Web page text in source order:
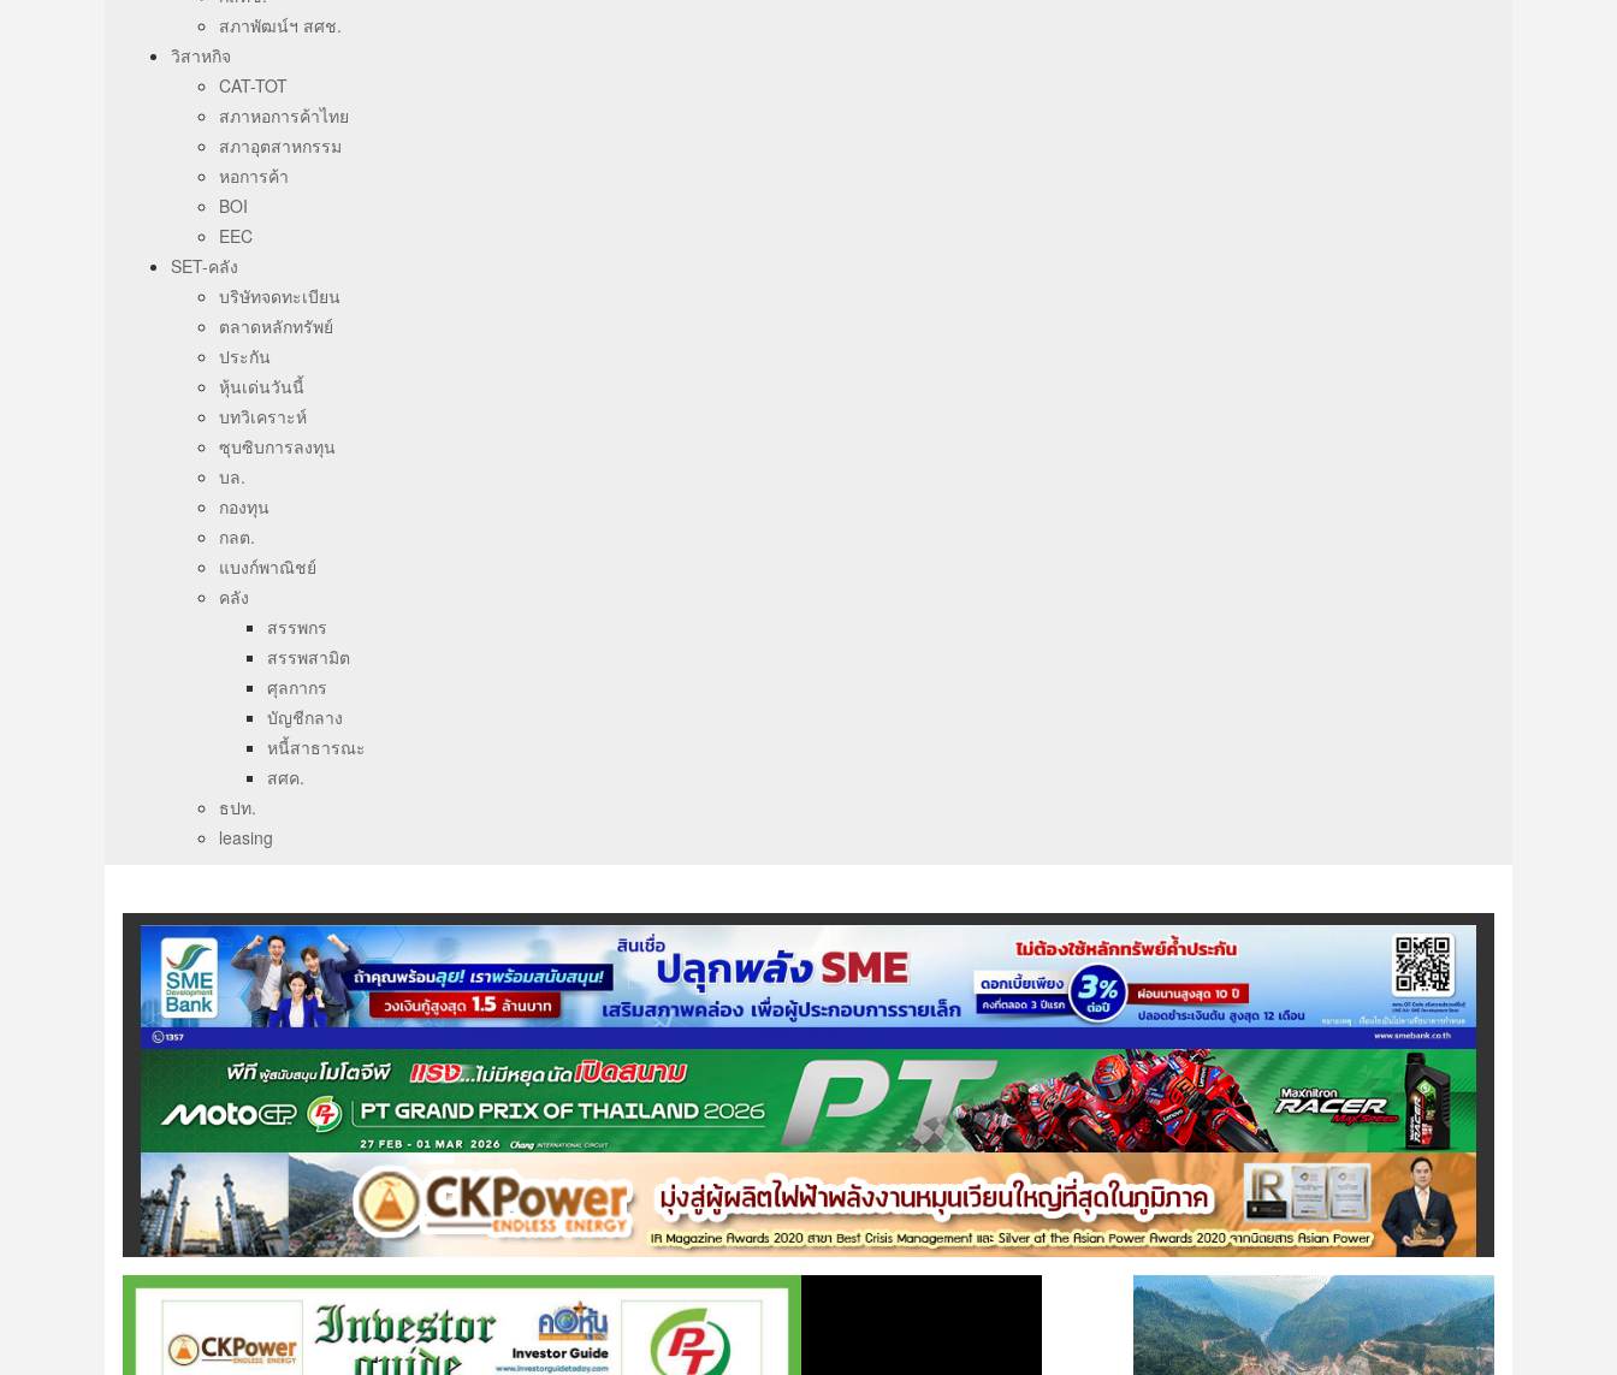
สภาพัฒน์ฯ สศช.
วิสาหกิจ
CAT-TOT
สภาหอการค้าไทย
สภาอุตสาหกรรม
หอการค้า
BOI
EEC
SET-คลัง
บริษัทจดทะเบียน
ตลาดหลักทรัพย์
ประกัน
หุ้นเด่นวันนี้
บทวิเคราะห์
ซุบซิบการลงทุน
บล.
กองทุน
กลต.
แบงก์พาณิชย์
คลัง
สรรพกร
สรรพสามิต
ศุลกากร
บัญชีกลาง
หนี้สาธารณะ
สศค.
ธปท.
leasing